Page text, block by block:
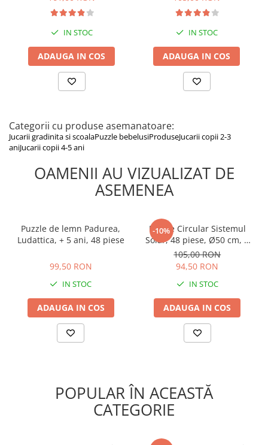
IN STOC
ADAUGA IN COS
IN STOC
ADAUGA IN COS
Categorii cu produse asemanatoare:
Jucarii gradinita si scoalaPuzzle bebelusiProduseJucarii copii 2-3
aniJucarii copii 4-5 ani
OAMENII AU VIZUALIZAT DE
ASEMENEA
Puzzle de lemn Padurea,
Ludattica, + 5 ani, 48 piese
99,50 RON
IN STOC
ADAUGA IN COS
-10%
Puzzle Circular Sistemul
Solar, 48 piese, Ø50 cm, 5
ani +
105,00 RON
94,50 RON
IN STOC
ADAUGA IN COS
POPULAR ÎN ACEASTĂ
CATEGORIE